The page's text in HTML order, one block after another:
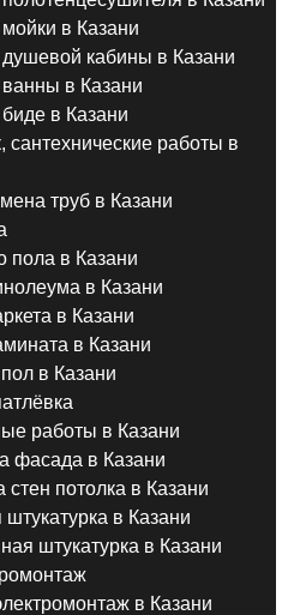
в Казани
душевой кабины в Казани
ванны в Казани
в Казани
сантехнические работы в
труб в Казани
пола в Казани
в Казани
в Казани
в Казани
в Казани
работы в Казани
фасада в Казани
стен потолка в Казани
в Казани
штукатурка в Казани
в Казани